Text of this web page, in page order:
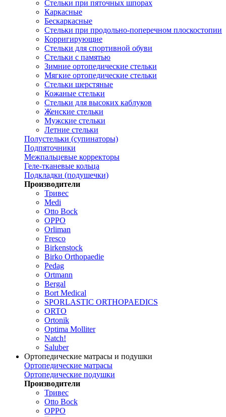
Стельки при пяточных шпорах
Каркасные
Бескаркасные
Стельки при продольно-поперечном плоскостопии
Корригирующие
Стельки для спортивной обуви
Стельки с памятью
Зимние ортопедические стельки
Мягкие ортопедические стельки
Стельки шерстяные
Кожаные стельки
Стельки для высоких каблуков
Женские стельки
Мужские стельки
Летние стельки
Полустельки (супинаторы)
Подпяточники
Межпальцевые корректоры
Геле-тканевые кольца
Подкладки (подушечки)
Производители
Тривес
Medi
Otto Bock
OPPO
Orliman
Fresco
Birkenstock
Birko Orthopaedie
Pedag
Ortmann
Bergal
Bort Medical
SPORLASTIC ORTHOPAEDICS
ORTO
Ortonik
Optima Molliter
Natch!
Saluber
Ортопедические матрасы и подушки
Ортопедические матрасы
Ортопедические подушки
Производители
Тривес
Otto Bock
OPPO